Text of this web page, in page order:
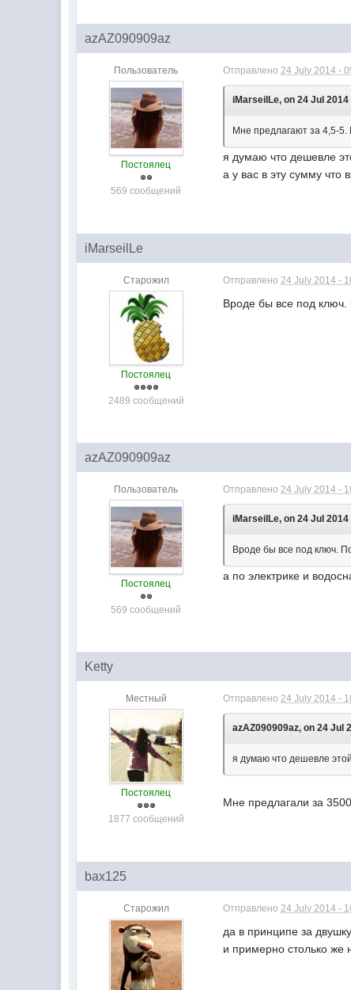
azAZ090909az
Пользователь
Постоялец
569 сообщений
Отправлено24 July 2014 -
iMarseilLe, on 24 Jul 2014
Мне предлагают за 4,5-
я думаю что дешевле
а у вас в эту сумму что
iMarseilLe
Старожил
Постоялец
2489 сообщений
Отправлено24 July 2014 -
Вроде бы все под ключ.
azAZ090909az
Пользователь
Постоялец
569 сообщений
Отправлено24 July 2014 -
iMarseilLe, on 24 Jul 2014
Вроде бы все под ключ.
а по электрике и
Ketty
Местный
Постоялец
1877 сообщений
Отправлено24 July 2014 -
azAZ090909az, on 24 Jul
я думаю что дешевле
Мне предлагали за
bax125
Старожил Отправлено24 July 2014 -
да в принципе за
и примерно столько же